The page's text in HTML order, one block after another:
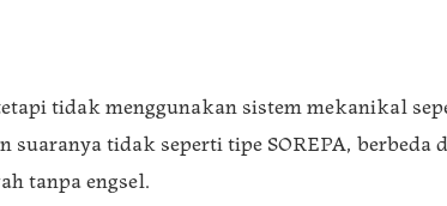
tidak menggunakan sistem mekanikal
tidak seperti tipe SOREPA,
tanpa engsel.